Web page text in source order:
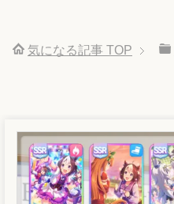
気になる記事 TOP